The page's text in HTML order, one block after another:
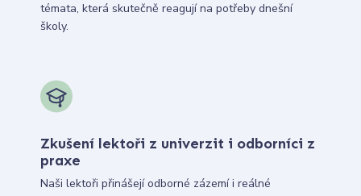
témata, která skutečně reagují na potřeby dnešní
školy.
Zkušení lektoři z univerzit i odborníci z
praxe
Naši lektoři přinášejí odborné zázemí i reálné